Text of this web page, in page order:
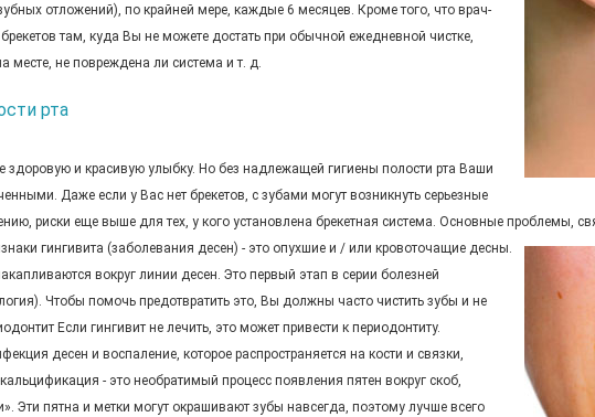
отложений), по крайней мере, каждые 6 месяцев. Кроме того, что врач-
брекетов там, куда Вы не можете достать при обычной ежедневной чистке,
месте, не повреждена ли система и т. д.
рта
здоровую и красивую улыбку. Но без надлежащей гигиены полости рта Ваши
Даже если у Вас нет брекетов, с зубами могут возникнуть серьезные
риски еще выше для тех, у кого установлена брекетная система. Основные проблемы,
гингивита (заболевания десен) - это опухшие и / или кровоточащие десны.
вокруг линии десен. Это первый этап в серии болезней
Чтобы помочь предотвратить это, Вы должны часто чистить зубы и не
Если гингивит не лечить, это может привести к периодонтиту.
десен и воспаление, которое распространяется на кости и связки,
- это необратимый процесс появления пятен вокруг скоб,
Эти пятна и метки могут окрашивают зубы навсегда, поэтому лучше всего